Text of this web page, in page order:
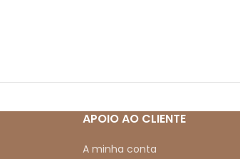
APOIO AO CLIENTE
A minha conta